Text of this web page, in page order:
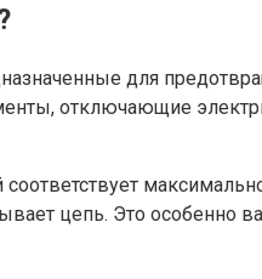
для
отключающие
цепь. Это